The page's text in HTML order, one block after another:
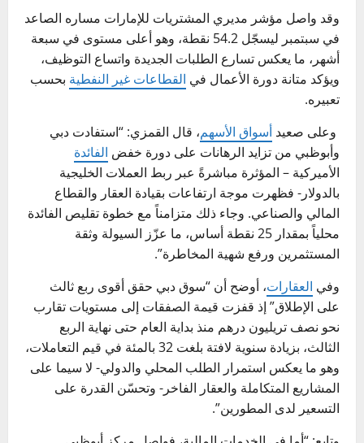
وقد واصل مؤشر مديري المشتريات للإمارات مساره الصاعد
في سبتمبر ليسجّل 54.2 نقطة، وهو أعلى مستوى في سبعة
أشهر، ما يعكس تسارع الطلبات الجديدة واتساع التوظيف،
ويؤكد متانة دورة الأعمال في القطاعات غير النفطية بحسب
تعبيره.
وعلى صعيد أسواق الأسهم، قال القمزي: “استفادت دبي
وأبوظبي من تزايد الرهانات على دورة خفض الفائدة
الأميركية – المؤثرة مباشرةً عبر ربط العملات الخليجية
بالدولار- فظهرت موجة ارتفاعات بقيادة العقار والقطاع
المالي والصناعي. وجاء ذلك متزامناً مع خطوة تقليص الفائدة
محلياً بمقدار 25 نقطة أساس، ما عزّز السيولة وثقة
المستثمرين ورفع شهية المخاطرة”.
وفي العقارات، أوضح أن “سوق دبي حقق أقوى ربع ثالث
على الإطلاق” إذ قفزت قيمة الصفقات إلى مستويات تقارب
نحو نصف تريليون درهم منذ بداية العام حتى نهاية الربع
الثالث، بزيادة سنوية لافتة بلغت 32 بالمئة في قيم التعاملات،
وهو ما يعكس استمرار الطلب المحلي والدولي- لا سيما على
المشاريع المتكاملة والعقار الفاخر- وتحسّن القدرة على
التسعير لدى المطورين”.